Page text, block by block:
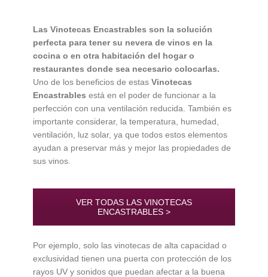
Las Vinotecas Encastrables son la solución
perfecta para tener su nevera de vinos en la
cocina o en otra habitación del hogar o
restaurantes donde sea necesario colocarlas.
Uno de los beneficios de estas Vinotecas
Encastrables está en el poder de funcionar a la
perfección con una ventilación reducida. También es
importante considerar, la temperatura, humedad,
ventilación, luz solar, ya que todos estos elementos
ayudan a preservar más y mejor las propiedades de
sus vinos.
VER TODAS LAS VINOTECAS
ENCASTRABLES >
Por ejemplo, solo las vinotecas de alta capacidad o
exclusividad tienen una puerta con protección de los
rayos UV y sonidos que puedan afectar a la buena